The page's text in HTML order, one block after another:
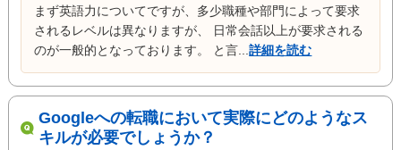
まず英語力についてですが、多少職種や部門によって要求
されるレベルは異なりますが、 日常会話以上が要求される
のが一般的となっております。 と言...詳細を読む
Googleへの転職において実際にどのようなス
キルが必要でしょうか？